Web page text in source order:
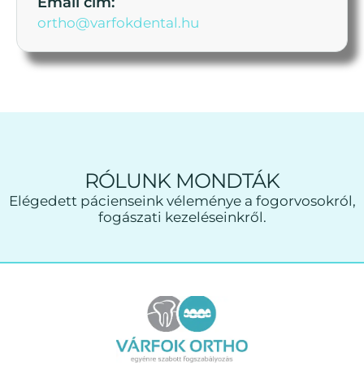
ortho@varfokdental.hu
RÓLUNK MONDTÁK
Elégedett pácienseink véleménye a fogorvosokról,
fogászati kezeléseinkről.